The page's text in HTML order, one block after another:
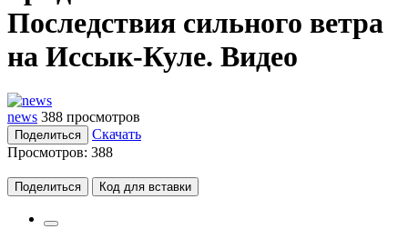
Последствия сильного ветра
на Иссык-Куле. Видео
news 388 просмотров
Поделиться
Скачать
Просмотров: 388
Поделиться Код для вставки